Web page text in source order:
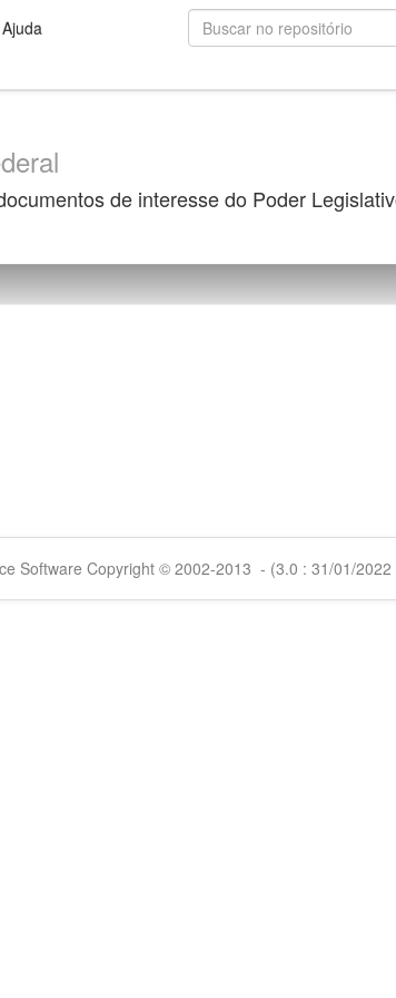
Ajuda
de interesse do Poder
Software Copyright © 2002-2013 - (3.0 : 31/01/2022